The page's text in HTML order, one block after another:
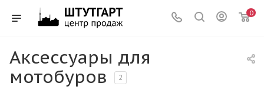
0
Аксессуары для
мотобуров
2